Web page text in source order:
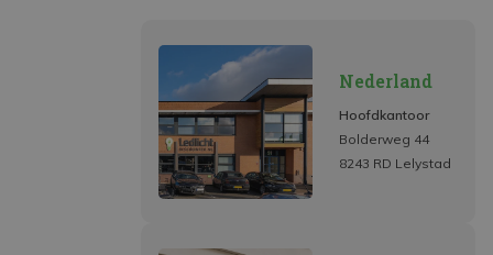
Nederland
Hoofdkantoor
Bolderweg 44
8243 RD Lelystad